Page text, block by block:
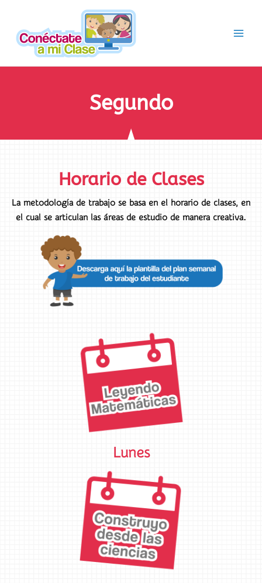
contenido
Segundo
Horario de Clases
La metodología de trabajo se basa en el horario de clases, en
el cual se articulan las áreas de estudio de manera creativa.
Lunes